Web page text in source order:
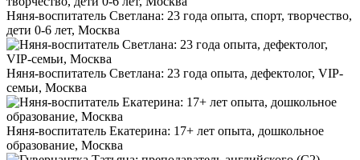
Няня-воспитатель Светлана: 23 года опыта, спорт, творчество,
дети 0-6 лет, Москва
Няня-воспитатель Светлана: 23 года опыта, дефектолог, VIP-
семьи, Москва
Няня-воспитатель Екатерина: 17+ лет опыта, дошкольное
образование, Москва